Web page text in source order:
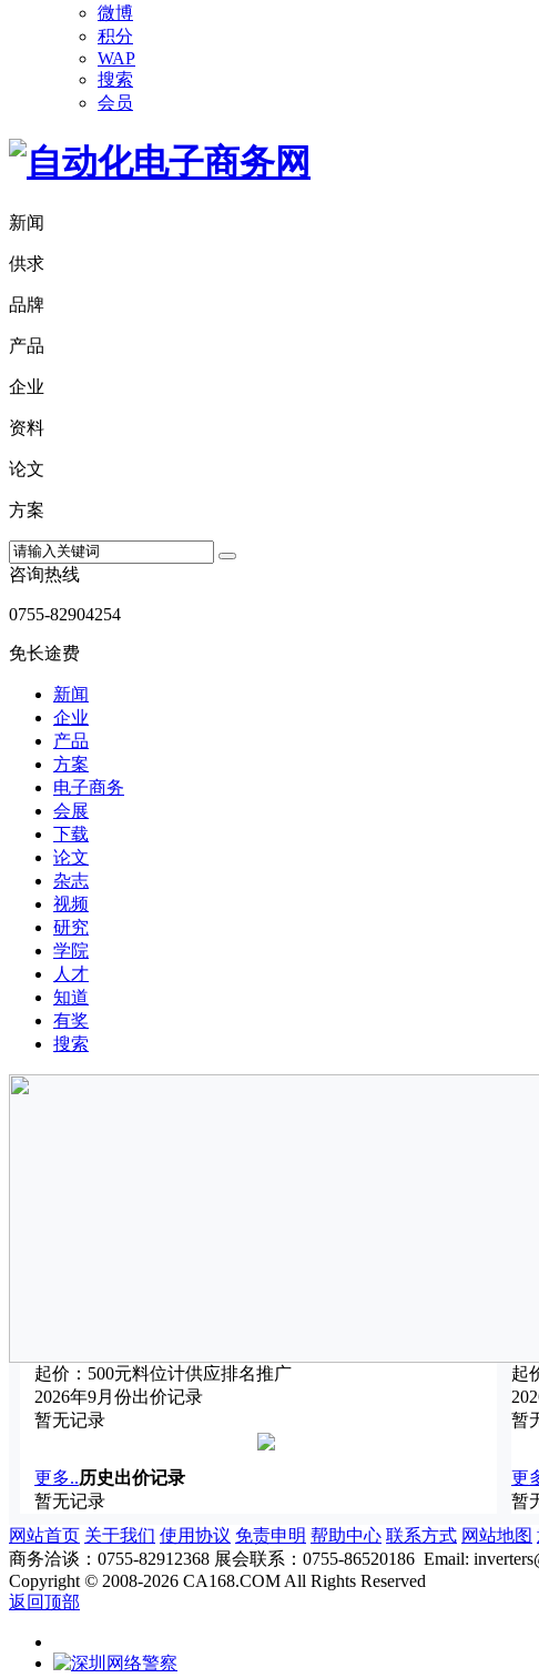
微博
积分
WAP
搜索
会员
新闻
供求
品牌
产品
企业
资料
论文
方案
咨询热线
0755-82904254
免长途费
新闻
企业
产品
方案
电子商务
会展
下载
论文
杂志
视频
研究
学院
人才
知道
有奖
搜索
起价： 500元料位计供应排名推广
2026年9月份出价记录
暂无记录
起
暂
更多..历史出价记录
暂无记录
更
暂
网站首页 关于我们 使用协议 免责申明 帮助中心 联系方式 网站地图
商务洽谈：0755-82912368 展会联系：0755-86520186 Email:
Copyright © 2008-2026 CA168.COM All Rights Reserved
返回顶部